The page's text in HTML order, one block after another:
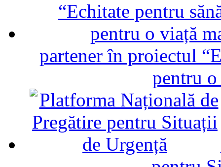
partener în proiectul
pentru